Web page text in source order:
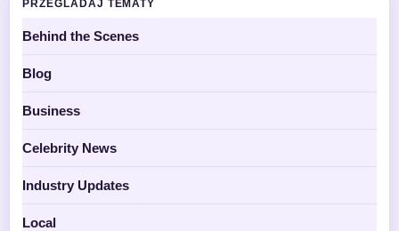
PRZEGLADAJ TEMATY
Behind the Scenes
Blog
Business
Celebrity News
Industry Updates
Local